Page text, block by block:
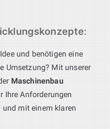
:
und benötigen eine
Umsetzung? Mit unserer
Maschinenbau
Ihre Anforderungen
mit einem klaren